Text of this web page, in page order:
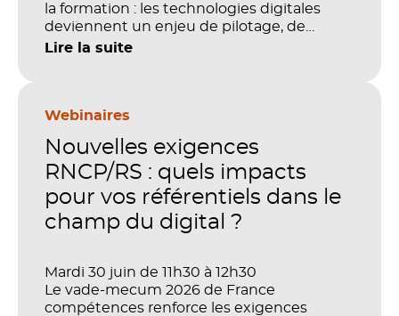
la formation : les technologies digitales
deviennent un enjeu de pilotage, de
performance et de preuve de valeur. IA,
stratégique. Mais comment démontrer
investissements sur les compétences, la
productivité et la performance des
Lire la suite
Webinaires
Nouvelles exigences
RNCP/RS : quels impacts
pour vos référentiels dans le
champ du digital ?
Mardi 30 juin de 11h30 à 12h30
Le vade-mecum 2026 de France
compétences renforce les exigences